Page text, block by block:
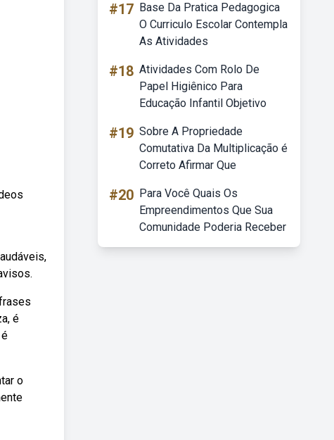
é
o
#17 Base Da Pratica Pedagogica
O Curriculo Escolar Contempla
As Atividades
#18 Atividades Com Rolo De
Papel Higiênico Para
Educação Infantil Objetivo
#19 Sobre A Propriedade
Comutativa Da Multiplicação é
Correto Afirmar Que
#20 Para Você Quais Os
Empreendimentos Que Sua
Comunidade Poderia Receber